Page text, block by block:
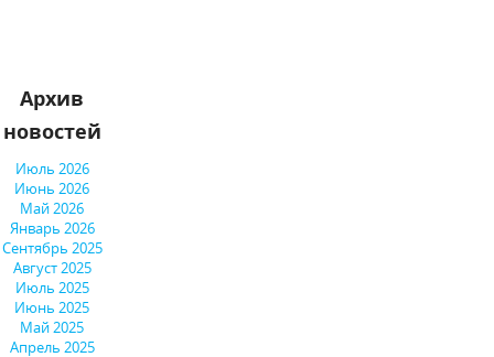
Архив
новостей
Июль 2026
Июнь 2026
Май 2026
Январь 2026
Сентябрь 2025
Август 2025
Июль 2025
Июнь 2025
Май 2025
Апрель 2025